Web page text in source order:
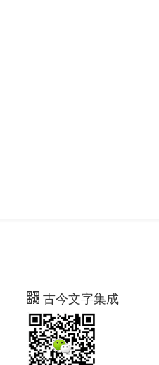
古今文字集成